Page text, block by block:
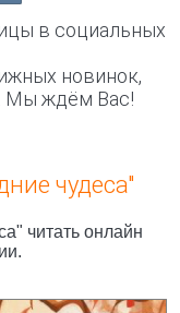
в социальных
новинок,
Мы ждём Вас!
чудеса"
читать онлайн